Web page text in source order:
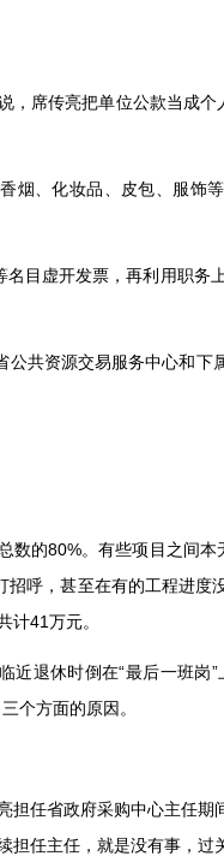
，席传亮把单位公款当成个
烟、化妆品、皮包、服饰
目虚开发票，再利用职务
共资源交易服务中心和下
数的80%。有些项目之间
呼，甚至在有的工程进度
计41万元。
近退休时倒在“最后一班岗”
个方面的原因。
担任省政府采购中心主任
任主任，就是没有事，过